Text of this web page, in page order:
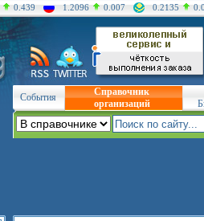
0.439 1.2096 0.007 0.2135
События
Справочник
организаций